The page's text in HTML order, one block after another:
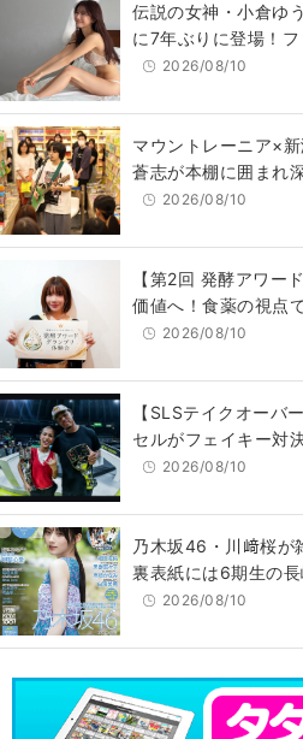
伝説の女神・小倉ゆ
に7年ぶりに登場！
2026/08/10
マウントレーニア×
蒼志が本棚に囲まれ
2026/08/10
【第2回 発酵アワー
価値へ！食薬の視点
2026/08/10
【SLSテイクオーバ
セルがフェイキー対
2026/08/10
乃木坂46・川﨑桜が
裏表紙には6期生の長
2026/08/10